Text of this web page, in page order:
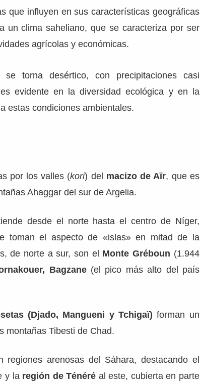
que influyen en sus características geográficas
un clima saheliano, que se caracteriza por ser
agrícolas y económicas.
torna desértico, con precipitaciones casi
evidente en la diversidad ecológica y en la
estas condiciones ambientales.
por los valles (kori) del macizo de Aïr, que es
Ahaggar del sur de Argelia.
desde el norte hasta el centro de Níger,
toman el aspecto de «islas» en mitad de la
de norte a sur, son el Monte Gréboun (1.944
Bagzane (el pico más alto del país
(Djado, Mangueni y Tchigaï) forman un
montañas Tibesti de Chad.
arenosas del Sáhara, destacando el
y laregión de Ténéré al este, cubierta en parte